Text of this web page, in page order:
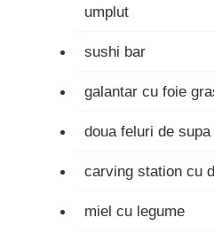
umplut
sushi bar
galantar cu foie
doua feluri de
carving station cu
miel cu legume